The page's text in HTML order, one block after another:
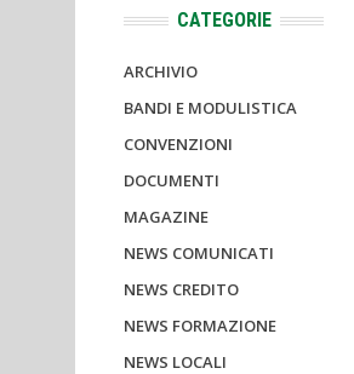
CATEGORIE
ARCHIVIO
BANDI E MODULISTICA
CONVENZIONI
DOCUMENTI
MAGAZINE
NEWS COMUNICATI
NEWS CREDITO
NEWS FORMAZIONE
NEWS LOCALI